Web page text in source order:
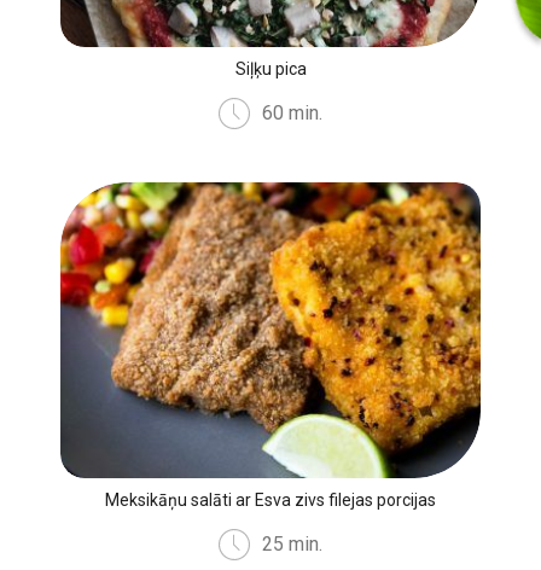
Siļķu pica
60 min.
Meksikāņu salāti ar Esva zivs filejas porcijas
25 min.